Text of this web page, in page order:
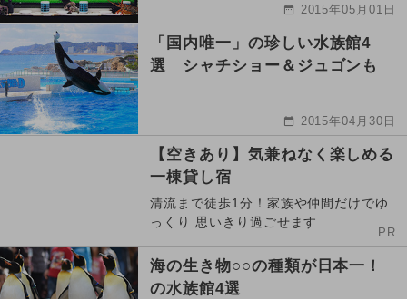
2015年05月01日
「国内唯一」の珍しい水族館4
選 シャチショー＆ジュゴンも
2015年04月30日
【空きあり】気兼ねなく楽しめる
一棟貸し宿
清流まで徒歩1分！家族や仲間だけでゆ
っくり 思いきり過ごせます
PR
海の生き物○○の種類が日本一！
の水族館4選